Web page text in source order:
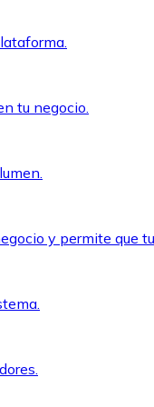
tu negocio.
y permite que